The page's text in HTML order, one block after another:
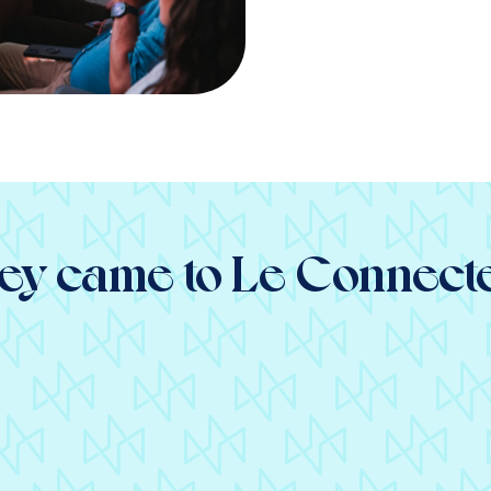
came to Le
un grand merci
votre accueil et votre
! C’était
de travailler avec
🙂 Tout s’est déroulé
et je trouve ce